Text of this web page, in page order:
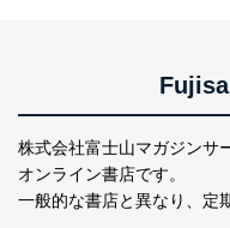
株式会社富士山マガジンサ
オンライン書店です。
一般的な書店と異なり、 定